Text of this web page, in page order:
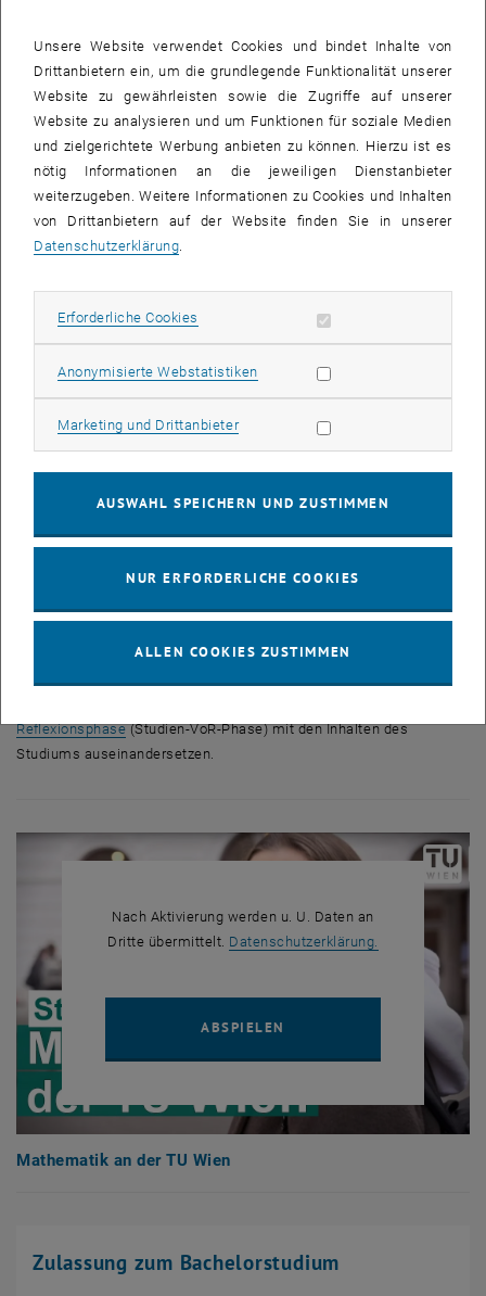
Finanz- und Versicherungsmathematik
spezialisiertes Wissen in Finanz- und
Studien-VoR-Phase
Für die Bachelorstudien der Technischen Mathematik gibt es kein
Reflexionsphase(Studien-VoR-Phase) mit den Inhalten des
Studiums auseinandersetzen.
Nach Aktivierung werden u. U. Daten an
Dritte übermittelt. Datenschutzerklärung. , öffnet in
ABSPIELEN YOUTUBE VIDEO
Mathematik an der TU Wien
Zulassung zum Bachelorstudium
Unsere Website verwendet Cookies und bindet Inhalte von
Drittanbietern ein, um die grundlegende Funktionalität unserer
Website zu gewährleisten sowie die Zugriffe auf unserer
Website zu analysieren und um Funktionen für soziale Medien
und zielgerichtete Werbung anbieten zu können. Hierzu ist es
nötig Informationen an die jeweiligen Dienstanbieter
weiterzugeben. Weitere Informationen zu Cookies und Inhalten
von Drittanbietern auf der Website finden Sie in unserer
Datenschutzerklärung
Erforderliche Cookies Erforderliche Cookies zulassen
Anonymisierte WebstatistikenStatistik Cookies zulassen
Marketing und DrittanbieterMarketing Cookies zulassen
AUSWAHL SPEICHERN UND ZUSTIMMEN
NUR ERFORDERLICHE COOKIES
ALLEN COOKIES ZUSTIMMEN